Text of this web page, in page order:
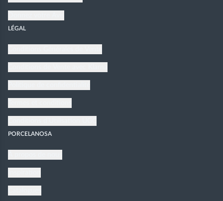
LÉGAL
PORCELANOSA